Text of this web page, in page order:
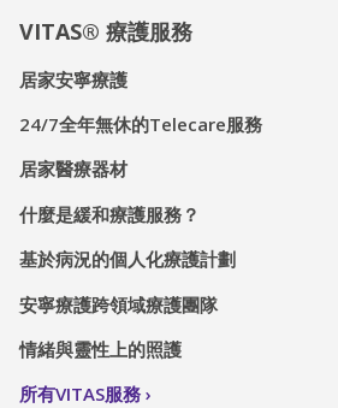
VITAS® 療護服務
居家安寧療護
24/7全年無休的Telecare服務
居家醫療器材
什麼是緩和療護服務？
基於病況的個人化療護計劃
安寧療護跨領域療護團隊
情緒與靈性上的照護
所有VITAS服務